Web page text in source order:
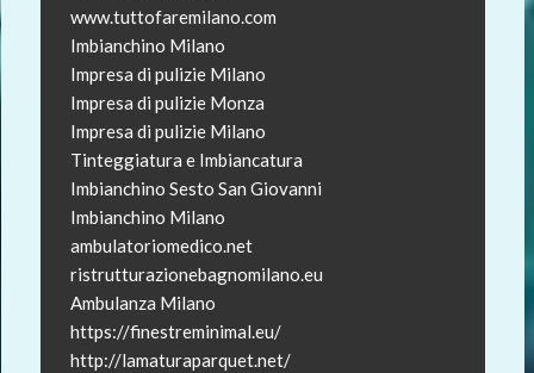
www.tuttofaremilano.com
Imbianchino Milano
Impresa di pulizie Milano
Impresa di pulizie Monza
Impresa di pulizie Milano
Tinteggiatura e Imbiancatura
Imbianchino Sesto San Giovanni
Imbianchino Milano
ambulatoriomedico.net
ristrutturazionebagnomilano.eu
Ambulanza Milano
https://finestreminimal.eu/
http://lamaturaparquet.net/